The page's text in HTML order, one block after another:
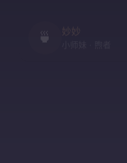
🍵 妙妙